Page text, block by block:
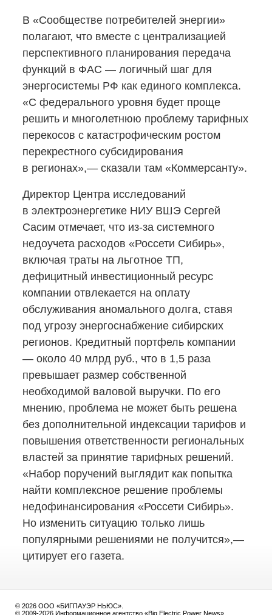
В «Сообществе потребителей энергии»
полагают, что вместе с централизацией
перспективного планирования передача
функций в ФАС — логичный шаг для
энергосистемы РФ как единого комплекса.
«С федерального уровня будет проще
решить и многолетнюю проблему тарифных
перекосов с катастрофическим ростом
перекрестного субсидирования
в регионах»,— сказали там «Коммерсанту».
Директор Центра исследований
в электроэнергетике НИУ ВШЭ Сергей
Сасим отмечает, что из-за системного
недоучета расходов «Россети Сибирь»,
включая траты на льготное ТП,
дефицитный инвестиционный ресурс
компании отвлекается на оплату
обслуживания аномального долга, ставя
под угрозу энергоснабжение сибирских
регионов. Кредитный портфель компании
— около 40 млрд руб., что в 1,5 раза
превышает размер собственной
необходимой валовой выручки. По его
мнению, проблема не может быть решена
без дополнительной индексации тарифов и
повышения ответственности региональных
властей за принятие тарифных решений.
«Набор поручений выглядит как попытка
найти комплексное решение проблемы
недофинансирования «Россети Сибирь».
Но изменить ситуацию только лишь
популярными решениями не получится»,—
цитирует его газета.
© 2026 ООО «БИГПАУЭР НЬЮС».
© 2009-2026 Информационное агентство «Big Electric Power News».